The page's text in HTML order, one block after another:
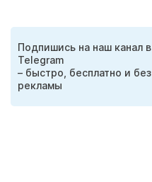
Подпишись на наш канал в
Telegram
– быстро, бесплатно и без
рекламы